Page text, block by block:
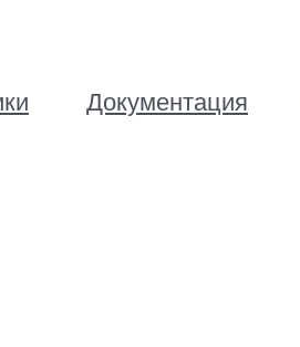
Документация